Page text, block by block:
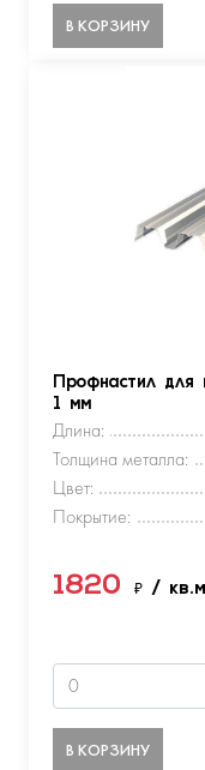
В КОРЗИНУ
Профнастил для
1 мм
Длина:
Толщина металла:
Цвет:
Покрытие:
1820 ₽ / кв.м
В КОРЗИНУ